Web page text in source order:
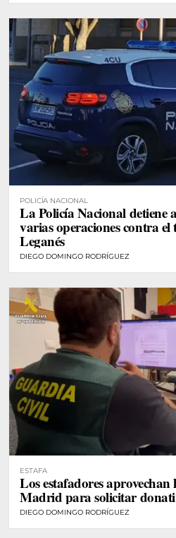
POLICÍA NACIONAL
La Policía Nacional detiene
varias operaciones contra
Leganés
DIEGO DOMINGO RODRÍGUEZ
ESTAFA
Los estafadores aprovechan
Madrid para solicitar
DIEGO DOMINGO RODRÍGUEZ